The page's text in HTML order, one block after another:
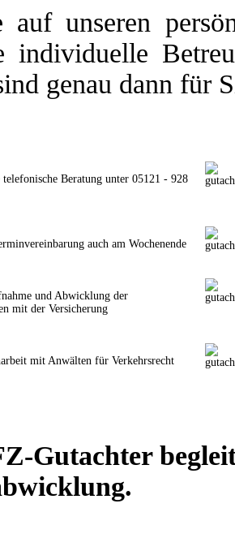
auf unseren
individuelle
genau dann für
telefonische Beratung unter 05121 - 928
auch am Wochenende
und Abwicklung der
mit der Versicherung
mit Anwälten für Verkehrsrecht
Gutachter